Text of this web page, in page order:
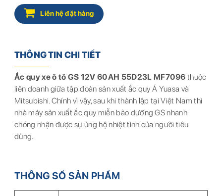
Liên hệ đặt hàng
THÔNG TIN CHI TIẾT
Ắc quy xe ô tô GS 12V 60AH 55D23L MF7096 thuộc
liên doanh giữa tập đoàn sản xuất ắc quy Á Yuasa và
Mitsubishi. Chính vì vậy, sau khi thành lập tại Việt Nam thì
nhà máy sản xuất ắc quy miễn bảo dưỡng GS nhanh
chóng nhận được sự ủng hộ nhiệt tình của người tiêu
dùng.
THÔNG SỐ SẢN PHẨM